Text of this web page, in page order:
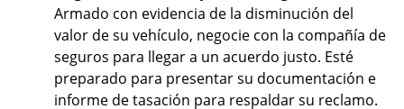
Armado con evidencia de la disminución del
valor de su vehículo, negocie con la compañía de
seguros para llegar a un acuerdo justo. Esté
preparado para presentar su documentación e
informe de tasación para respaldar su reclamo.